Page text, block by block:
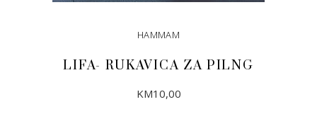
HAMMAM
LIFA- RUKAVICA ZA PILNG
KM10,00